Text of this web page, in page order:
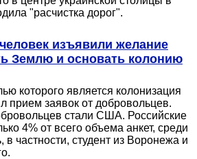
"расчистка дорог".
изъявили желание
Землю и основать колонию
которого является колонизация
прием заявок от добровольцев.
стали США. Российские
4% от всего объема анкет, среди
частности, студент из Воронежа и